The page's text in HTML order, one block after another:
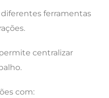
ferramentas
centralizar
com: